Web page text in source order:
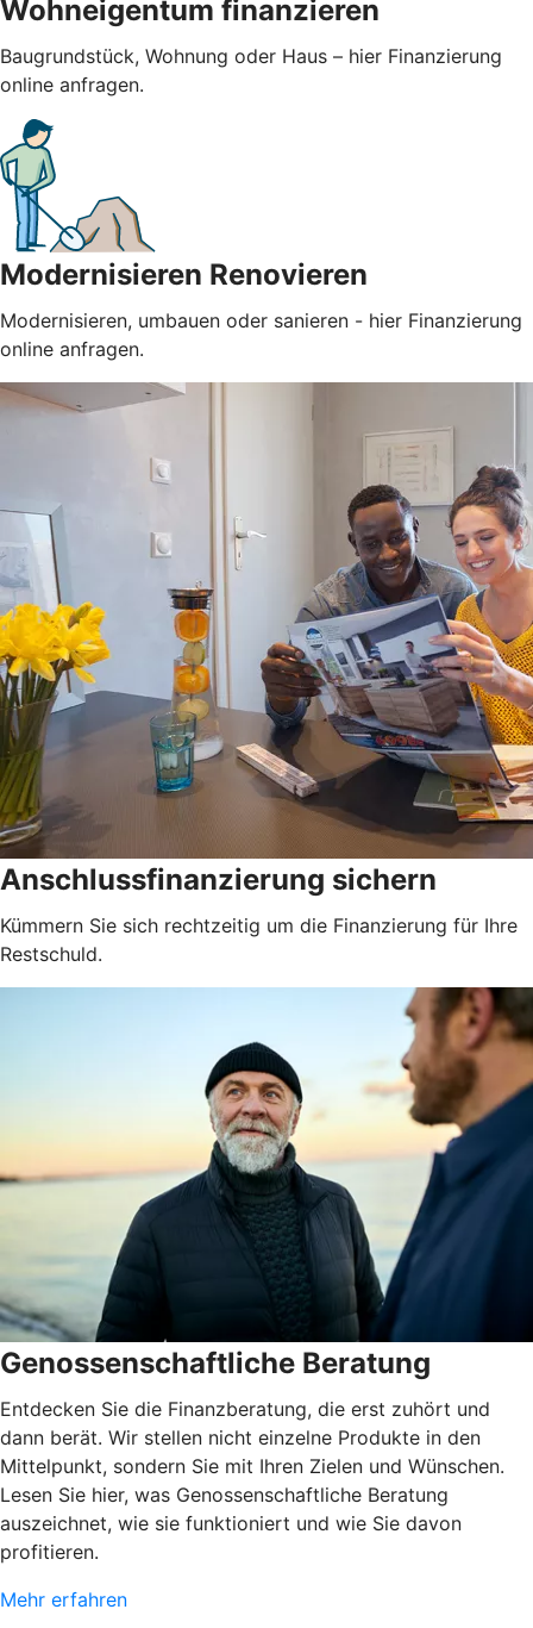
Wohneigentum finanzieren
Baugrundstück, Wohnung oder Haus – hier Finanzierung
online anfragen.
Modernisieren Renovieren
Modernisieren, umbauen oder sanieren - hier Finanzierung
online anfragen.
Anschlussfinanzierung sichern
Kümmern Sie sich rechtzeitig um die Finanzierung für Ihre
Restschuld.
Genossenschaftliche Beratung
Entdecken Sie die Finanzberatung, die erst zuhört und
dann berät. Wir stellen nicht einzelne Produkte in den
Mittelpunkt, sondern Sie mit Ihren Zielen und Wünschen.
Lesen Sie hier, was Genossenschaftliche Beratung
auszeichnet, wie sie funktioniert und wie Sie davon
profitieren.
Mehr erfahren